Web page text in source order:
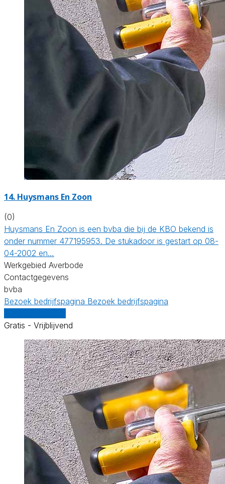
14. Huysmans En Zoon
(0)
Huysmans En Zoon is een bvba die bij de KBO bekend is
onder nummer 477195953. De stukadoor is gestart op 08-
04-2002 en…
Werkgebied Averbode
Contactgegevens
bvba
Bezoek bedrijfspagina Bezoek bedrijfspagina
Gratis - Vrijblijvend